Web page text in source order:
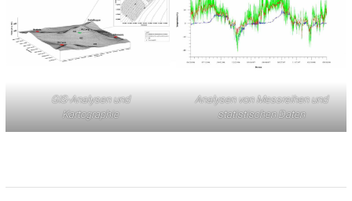
GIS-Analysen und
Kartographie
Analysen von Messreihen und
statistischen Daten